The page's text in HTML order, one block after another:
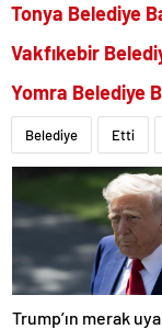
Tonya Belediye
Vakfıkebir
Yomra Belediye
Belediye Etti
Trump’ın merak